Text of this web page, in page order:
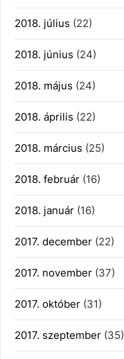
2018. július (22)
2018. június (24)
2018. május (24)
2018. április (22)
2018. március (25)
2018. február (16)
2018. január (16)
2017. december (22)
2017. november (37)
2017. október (31)
2017. szeptember (35)